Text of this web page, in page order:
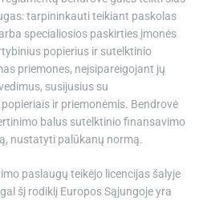
tarpininkauti teikiant paskolas
specialiosios paskirties įmonės
popierius ir sutelktinio
priemones, neįsipareigojant jų
susijusius su
ir priemonėmis. Bendrovė
balus sutelktinio finansavimo
nustatyti palūkanų normą.
paslaugų teikėjo licencijas šalyje
šį rodiklį Europos Sąjungoje yra